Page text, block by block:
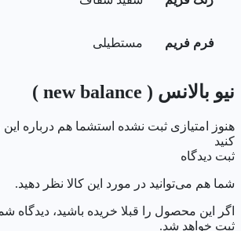
فرم فریم مستطیلی
نیو بالانس ( new balance )
هنوز امتیازی ثبت نشده استشما هم درباره
کنید
ثبت دیدگاه
شما هم می‌توانید در مورد این کالا نظر دهید.
اگر این محصول را قبلا خریده باشید، دیدگاه
ثبت خواهد شد.